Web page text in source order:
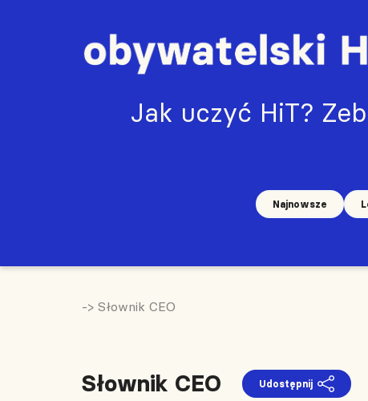
Jak uczyć HiT?
Najnowsze
-> Słownik CEO
Słownik CEO Udostępnij